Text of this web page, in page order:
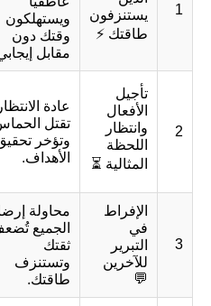
1
يستنزفون
طاقتك ⚡
ويستهلكون
وقتك دون
مقابل
2
تأجيل
الأفعال
وانتظار
اللحظة
المثالية ⏳
عادة الانتظار
تقتل
وتؤخر
الأهداف.
3
الإفراط
في
التبرير
للآخرين
💬
محاولة
الجميع
ثقتك
وتستنزف
طاقتك.